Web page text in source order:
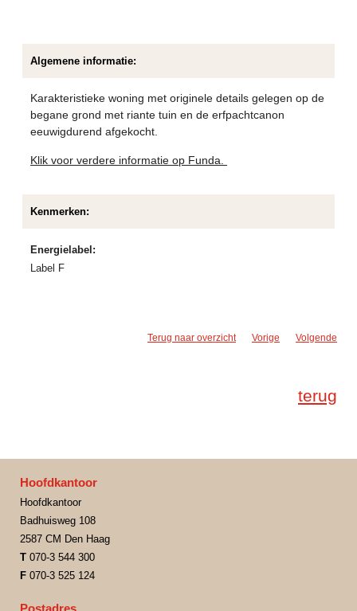
Algemene informatie:
Karakteristieke woning met originele details gelegen op de
begane grond met riante tuin en de erfpachtcanon
eeuwigdurend afgekocht.
Klik voor verdere informatie op Funda.
Kenmerken:
Energielabel:
Label F
Terug naar overzicht Vorige Volgende
terug
Hoofdkantoor
Hoofdkantoor
Badhuisweg 108
2587 CM Den Haag
T 070-3 544 300
F 070-3 525 124